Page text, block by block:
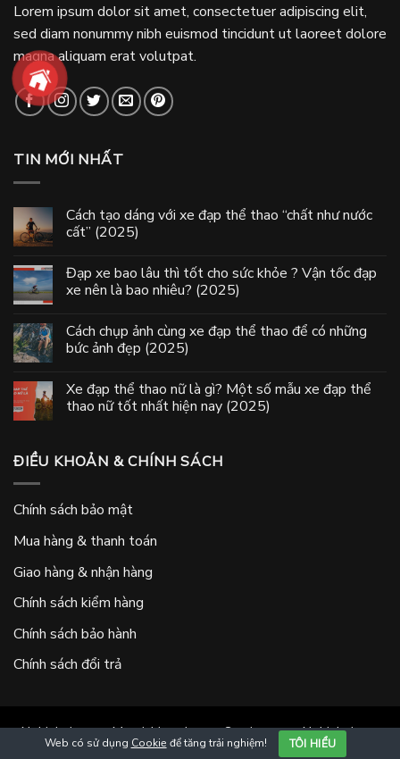
Lorem ipsum dolor sit amet, consectetuer adipiscing elit,
sed diam nonummy nibh euismod tincidunt ut laoreet dolore
magna aliquam erat volutpat.
TIN MỚI NHẤT
Cách tạo dáng với xe đạp thể thao “chất như nước
cất” (2025)
Đạp xe bao lâu thì tốt cho sức khỏe ? Vận tốc đạp
xe nên là bao nhiêu? (2025)
Cách chụp ảnh cùng xe đạp thể thao để có những
bức ảnh đẹp (2025)
Xe đạp thể thao nữ là gì? Một số mẫu xe đạp thể
thao nữ tốt nhất hiện nay (2025)
ĐIỀU KHOẢN & CHÍNH SÁCH
Chính sách bảo mật
Mua hàng & thanh toán
Giao hàng & nhận hàng
Chính sách kiểm hàng
Chính sách bảo hành
Chính sách đổi trả
Nghiahai.com–Maruishi-cycle.vn–Somings.vn–Nghiahai.vn–
Xedapnhatban.vn–Xedaptreem.online–Xedapthethao.org
Web có sử dụng Cookie để tăng trải nghiệm! TÔI HIỂU